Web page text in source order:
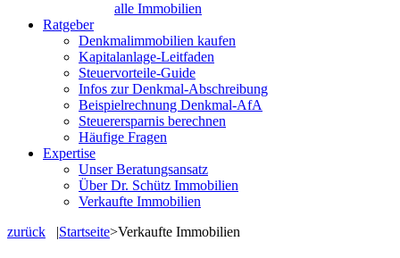
alle Immobilien
Ratgeber
Denkmalimmobilien kaufen
Kapitalanlage-Leitfaden
Steuervorteile-Guide
Infos zur Denkmal-Abschreibung
Beispielrechnung Denkmal-AfA
Steuerersparnis berechnen
Häufige Fragen
Expertise
Unser Beratungsansatz
Über Dr. Schütz Immobilien
Verkaufte Immobilien
zurück |Startseite>Verkaufte Immobilien